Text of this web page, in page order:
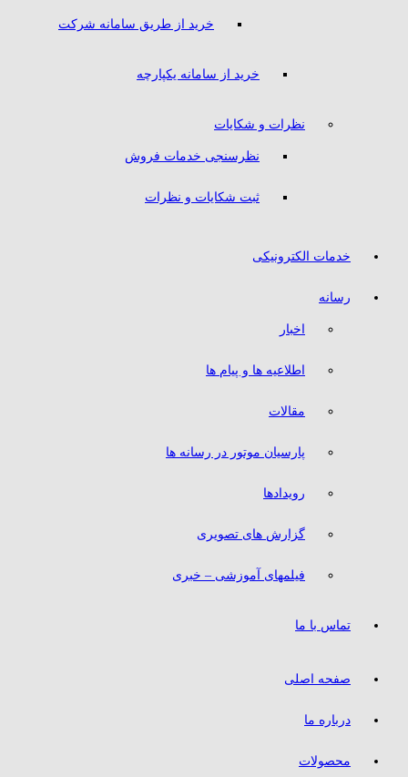
خرید از طریق سامانه شرکت
خرید از سامانه یکپارچه
نظرات و شکایات
نظرسنجی خدمات فروش
ثبت شکایات و نظرات
خدمات الکترونیکی
رسانه
اخبار
اطلاعیه ها و پیام ها
مقالات
پارسیان موتور در رسانه ها
رویدادها
گزارش های تصویری
فیلمهای آموزشی – خبری
تماس با ما
صفحه اصلی
درباره ما
محصولات